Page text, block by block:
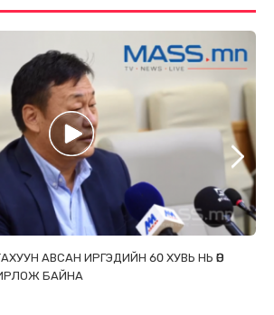
АВСАН ИРГЭДИЙН 60 ХУВЬ НЬ ӨӨР
БАЙНА